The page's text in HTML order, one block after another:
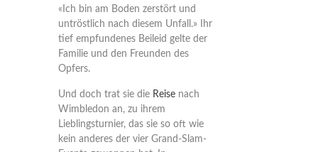
«Ich bin am Boden zerstört und
untröstlich nach diesem Unfall.» Ihr
tief empfundenes Beileid gelte der
Familie und den Freunden des
Opfers.
Und doch trat sie die Reisenach
Wimbledon an, zu ihrem
Lieblingsturnier, das sie so oft wie
kein anderes der vier Grand-Slam-